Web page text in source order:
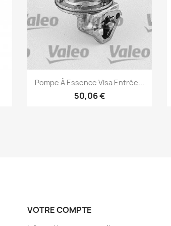
Aperçu rapide
Pompe À Essence Visa Entrée...
50,06 €
VOTRE COMPTE